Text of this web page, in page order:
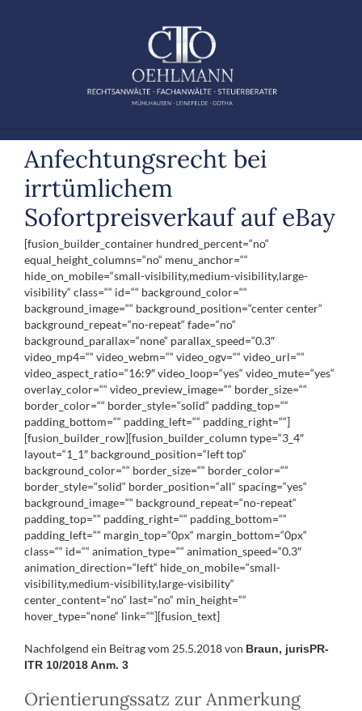
Anfechtungsrecht bei
irrtümlichem
Sofortpreisverkauf auf eBay
[fusion_builder_container hundred_percent=“no“
equal_height_columns=“no“ menu_anchor=““
hide_on_mobile=“small-visibility,medium-visibility,large-
visibility“ class=““ id=““ background_color=““
background_image=““ background_position=“center center“
background_repeat=“no-repeat“ fade=“no“
background_parallax=“none“ parallax_speed=“0.3″
video_mp4=““ video_webm=““ video_ogv=““ video_url=““
video_aspect_ratio=“16:9″ video_loop=“yes“ video_mute=“yes“
overlay_color=““ video_preview_image=““ border_size=““
border_color=““ border_style=“solid“ padding_top=““
padding_bottom=““ padding_left=““ padding_right=““]
[fusion_builder_row][fusion_builder_column type=“3_4″
layout=“1_1″ background_position=“left top“
background_color=““ border_size=““ border_color=““
border_style=“solid“ border_position=“all“ spacing=“yes“
background_image=““ background_repeat=“no-repeat“
padding_top=““ padding_right=““ padding_bottom=““
padding_left=““ margin_top=“0px“ margin_bottom=“0px“
class=““ id=““ animation_type=““ animation_speed=“0.3″
animation_direction=“left“ hide_on_mobile=“small-
visibility,medium-visibility,large-visibility“
center_content=“no“ last=“no“ min_height=““
hover_type=“none“ link=““][fusion_text]
Nachfolgend ein Beitrag vom 25.5.2018 von Braun, jurisPR-
ITR 10/2018 Anm. 3
Orientierungssatz zur Anmerkung